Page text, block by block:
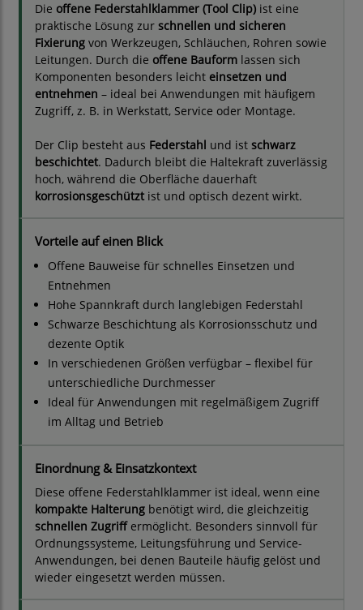
Die offene Federstahlklammer (Tool Clip) ist eine
praktische Lösung zur schnellen und sicheren
Fixierung von Werkzeugen, Schläuchen, Rohren sowie
Leitungen. Durch die offene Bauform lassen sich
Komponenten besonders leicht einsetzen und
entnehmen – ideal bei Anwendungen mit häufigem
Zugriff, z. B. in Werkstatt, Service oder Montage.
Der Clip besteht aus Federstahl und ist schwarz
beschichtet. Dadurch bleibt die Haltekraft zuverlässig
hoch, während die Oberfläche dauerhaft
korrosionsgeschützt ist und optisch dezent wirkt.
Vorteile auf einen Blick
Offene Bauweise für schnelles Einsetzen und
Entnehmen
Hohe Spannkraft durch langlebigen Federstahl
Schwarze Beschichtung als Korrosionsschutz und
dezente Optik
In verschiedenen Größen verfügbar – flexibel für
unterschiedliche Durchmesser
Ideal für Anwendungen mit regelmäßigem Zugriff
im Alltag und Betrieb
Einordnung & Einsatzkontext
Diese offene Federstahlklammer ist ideal, wenn eine
kompakte Halterung benötigt wird, die gleichzeitig
schnellen Zugriffermöglicht. Besonders sinnvoll für
Ordnungssysteme, Leitungsführung und Service-
Anwendungen, bei denen Bauteile häufig gelöst und
wieder eingesetzt werden müssen.